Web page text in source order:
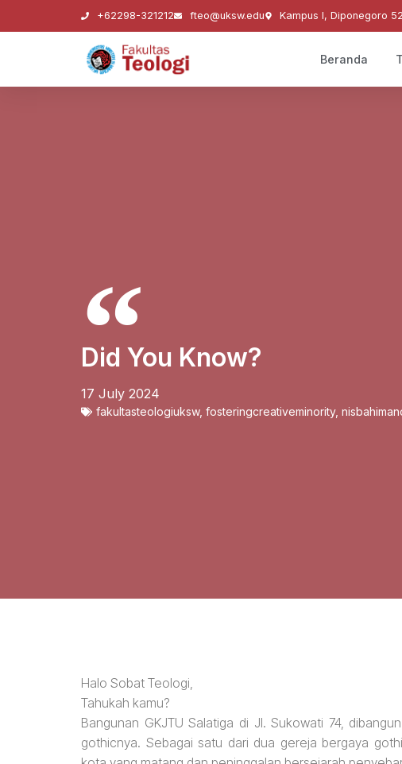
+62298-321212 fteo@uksw.edu Kampus I, Diponegoro
Beranda
Did You Know?
17 July 2024
fakultasteologiuksw, fosteringcreativeminority,
Halo Sobat Teologi,
Tahukah kamu?
Bangunan GKJTU Salatiga di Jl. Sukowati 74,
gothicnya. Sebagai satu dari dua gereja bergaya